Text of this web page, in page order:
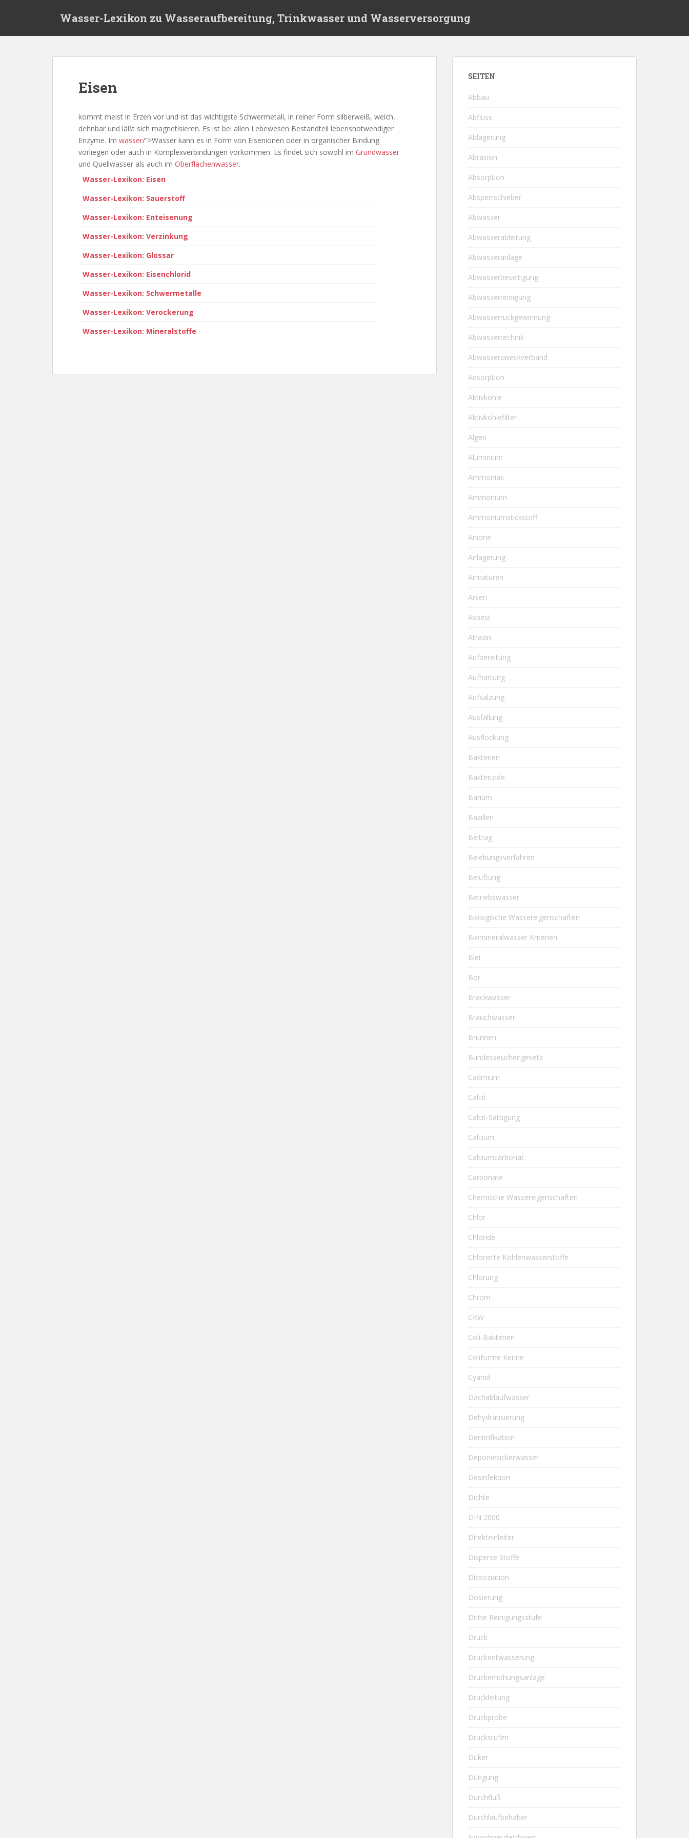
Wasser-Lexikon zu Wasseraufbereitung, Trinkwasser und Wasserversorgung
Eisen
kommt meist in Erzen vor und ist das wichtigste Schwermetall, in reiner Form silberweiß, weich,
dehnbar und läßt sich magnetisieren. Es ist bei allen Lebewesen Bestandteil lebensnotwendiger
Enzyme. Im wasser/“>Wasser kann es in Form von Eisenionen oder in organischer Bindung
vorliegen oder auch in Komplexverbindungen vorkommen. Es findet sich sowohl im Grundwasser
und Quellwasser als auch im Oberflächenwasser.
Wasser-Lexikon: Eisen
Wasser-Lexikon: Sauerstoff
Wasser-Lexikon: Enteisenung
Wasser-Lexikon: Verzinkung
Wasser-Lexikon: Glossar
Wasser-Lexikon: Eisenchlorid
Wasser-Lexikon: Schwermetalle
Wasser-Lexikon: Verockerung
Wasser-Lexikon: Mineralstoffe
SEITEN
Abbau
Abfluss
Ablagerung
Abrasion
Absorption
Absperrschieber
Abwasser
Abwasserableitung
Abwasseranlage
Abwasserbeseitigung
Abwasserreinigung
Abwasserrückgewinnung
Abwassertechnik
Abwasserzweckverband
Adsorption
Aktivkohle
Aktivkohlefilter
Algen
Aluminium
Ammoniak
Ammonium
Ammoniumstickstoff
Anione
Anlagerung
Armaturen
Arsen
Asbest
Atrazin
Aufbereitung
Aufhärtung
Aufsalzung
Ausfällung
Ausflockung
Bakterien
Bakterizide
Barium
Bazillen
Beitrag
Belebungsverfahren
Belüftung
Betriebswasser
Biologische Wassereigenschaften
Biomineralwasser Kriterien
Blei
Bor
Brackwasser
Brauchwasser
Brunnen
Bundesseuchengesetz
Cadmium
Calcit
Calcit-Sättigung
Calcium
Calciumcarbonat
Carbonate
Chemische Wassereigenschaften
Chlor
Chloride
Chlorierte Kohlenwasserstoffe
Chlorung
Chrom
CKW
Coli-Bakterien
Coliforme Keime
Cyanid
Dachablaufwasser
Dehydratisierung
Denitrifikation
Deponiesickerwasser
Desinfektion
Dichte
DIN 2000
Direkteinleiter
Disperse Stoffe
Dissoziation
Dosierung
Dritte Reinigungsstufe
Druck
Druckentwässerung
Druckerhöhungsanlage
Druckleitung
Druckprobe
Druckstufen
Düker
Düngung
Durchfluß
Durchlaufbehälter